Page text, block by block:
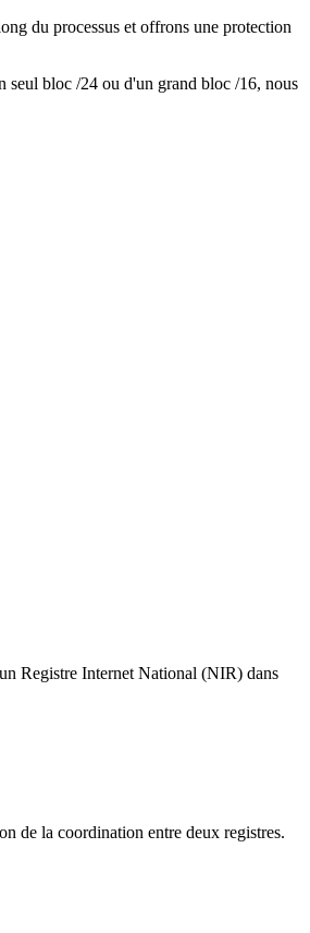
du processus et offrons une protection
seul bloc /24 ou d'un grand bloc /16, nous
Registre Internet National (NIR) dans
de la coordination entre deux registres.